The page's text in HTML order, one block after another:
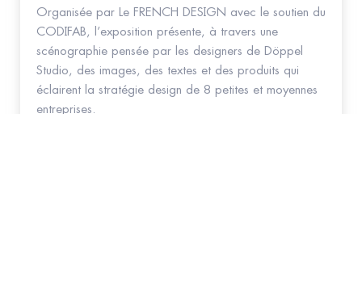
Organisée par Le FRENCH DESIGN avec le soutien du
CODIFAB, l’exposition présente, à travers une
scénographie pensée par les designers de Döppel
Studio, des images, des textes et des produits qui
éclairent la stratégie design de 8 petites et moyennes
entreprises.